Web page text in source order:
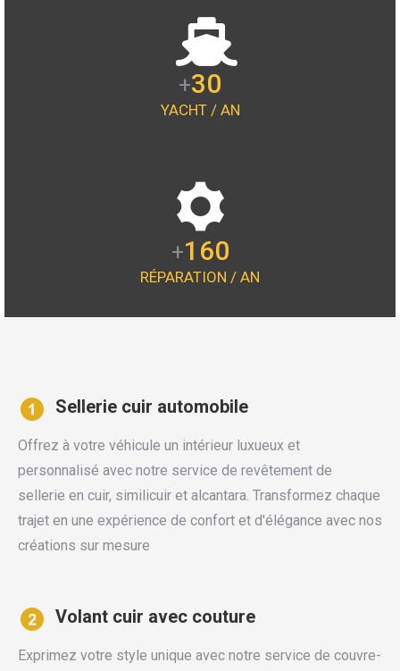
+30
YACHT / AN
+160
RÉPARATION / AN
Sellerie cuir automobile
Offrez à votre véhicule un intérieur luxueux et
personnalisé avec notre service de revêtement de
sellerie en cuir, similicuir et alcantara. Transformez chaque
trajet en une expérience de confort et d'élégance avec nos
créations sur mesure
Volant cuir avec couture
Exprimez votre style unique avec notre service de couvre-